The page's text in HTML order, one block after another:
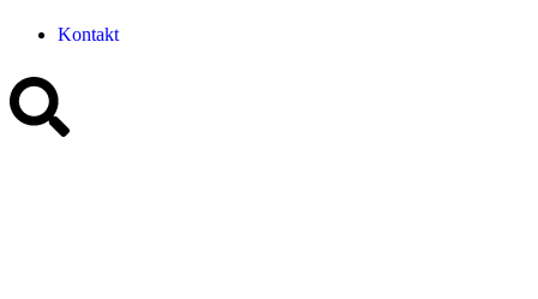
Kontakt